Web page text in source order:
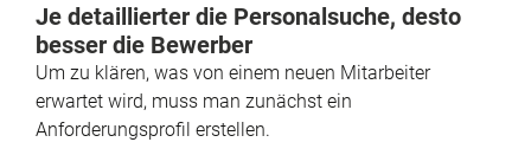
Je detaillierter die Personalsuche, desto
besser die Bewerber
Um zu klären, was von einem neuen Mitarbeiter
erwartet wird, muss man zunächst ein
Anforderungsprofil erstellen.